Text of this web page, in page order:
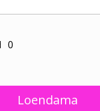
0
Loendama